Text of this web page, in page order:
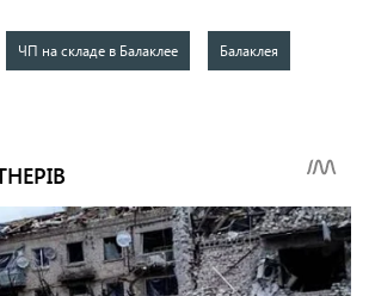
ЧП на складе в Балаклее Балаклея